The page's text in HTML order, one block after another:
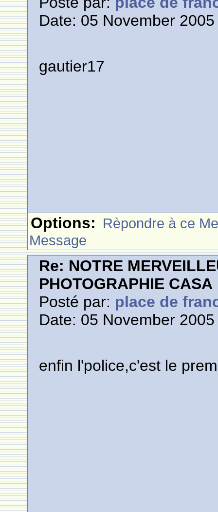
Date: 05 November
gautier17
Options: Rèpondre à ce
Message
Re: NOTRE
PHOTOGRAPHIE CASA
Posté par: place de
Date: 05 November
enfin l'police,c'est le